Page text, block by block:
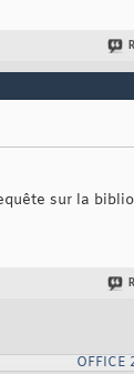
sur la
OFFICE